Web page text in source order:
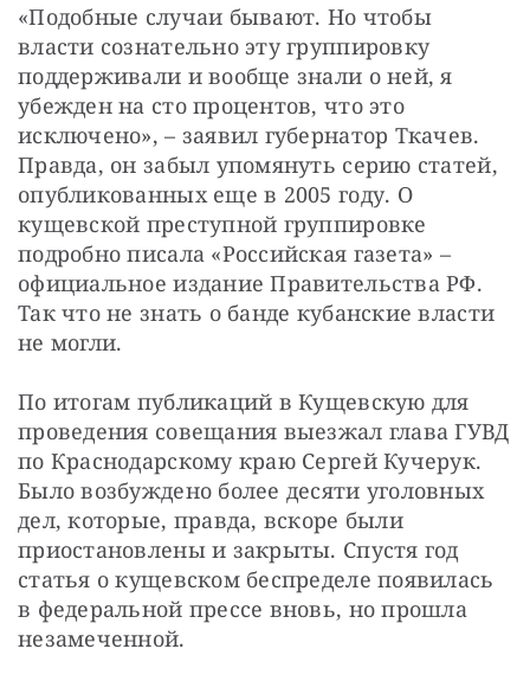
«Подобные случаи бывают. Но чтобы
власти сознательно эту группировку
поддерживали и вообще знали о ней, я
убежден на сто процентов, что это
исключено», – заявил губернатор Ткачев.
Правда, он забыл упомянуть серию статей,
опубликованных еще в 2005 году. О
кущевской преступной группировке
подробно писала «Российская газета» –
официальное издание Правительства РФ.
Так что не знать о банде кубанские власти
не могли.
По итогам публикаций в Кущевскую для
проведения совещания выезжал глава ГУВД
по Краснодарскому краю Сергей Кучерук.
Было возбуждено более десяти уголовных
дел, которые, правда, вскоре были
приостановлены и закрыты. Спустя год
статья о кущевском беспределе появилась
в федеральной прессе вновь, но прошла
незамеченной.